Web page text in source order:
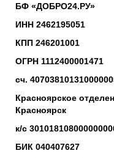
БФ «ДОБРО24.РУ»
ИНН 2462195051
КПП 246201001
ОГРН 1112400001471
сч.
Красноярское
Красноярск
к/с
БИК 040407627